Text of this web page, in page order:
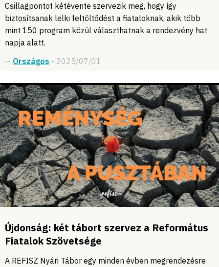
Csillagpontot kétévente szervezik meg, hogy így
biztosítsanak lelki feltöltődést a fiataloknak, akik több
mint 150 program közül választhatnak a rendezvény hat
napja alatt.
-- Országos - 2025/07/01
Újdonság: két tábort szervez a Református
Fiatalok Szövetsége
A REFISZ Nyári Tábor egy minden évben megrendezésre